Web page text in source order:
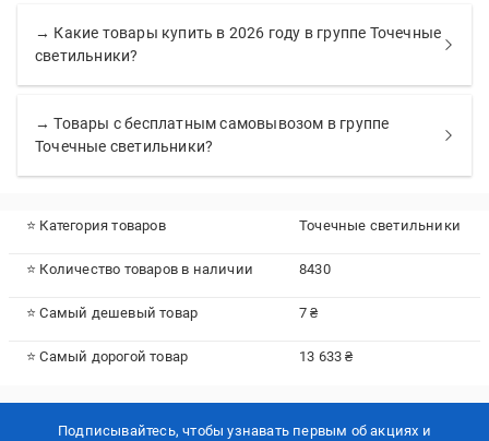
→ Какие товары купить в 2026 году в группе Точечные
светильники?
→ Товары с бесплатным самовывозом в группе
Точечные светильники?
⭐ Категория товаров Точечные светильники
⭐ Количество товаров в наличии 8430
⭐ Самый дешевый товар 7 ₴
⭐ Самый дорогой товар 13 633 ₴
Подписывайтесь, чтобы узнавать первым об акцияx и